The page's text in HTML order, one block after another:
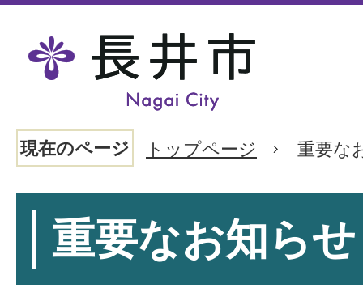
現在のページ トップページ 重要な
重要なお知らせ